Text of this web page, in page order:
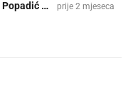
Ku
prije 2 mjeseca